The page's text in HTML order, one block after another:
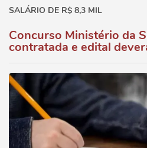
SALÁRIO DE R$ 8,3 MIL
Concurso Ministério da
contratada e edital